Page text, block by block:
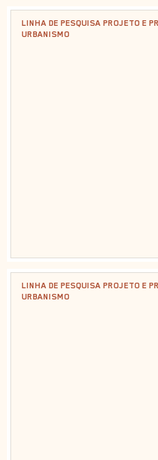
LINHA DE PESQUISA PROJETO E
URBANISMO
LINHA DE PESQUISA PROJETO E
URBANISMO